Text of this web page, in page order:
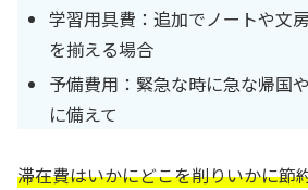
学習用具費：追加でノートや文
を揃える場合
予備費用：緊急な時に急な帰国
に備えて
滞在費はいかにどこを削りいかに節